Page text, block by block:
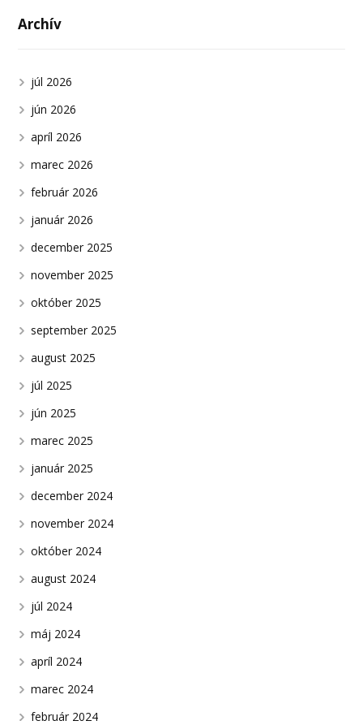
Archív
júl 2026
jún 2026
apríl 2026
marec 2026
február 2026
január 2026
december 2025
november 2025
október 2025
september 2025
august 2025
júl 2025
jún 2025
marec 2025
január 2025
december 2024
november 2024
október 2024
august 2024
júl 2024
máj 2024
apríl 2024
marec 2024
február 2024